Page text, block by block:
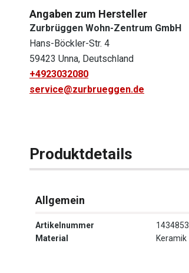
Angaben zum Hersteller
Zurbrüggen Wohn-Zentrum GmbH
Hans-Böckler-Str. 4
59423 Unna, Deutschland
+4923032080
service@zurbrueggen.de
Produktdetails
Allgemein
Artikelnummer
1434853
Material
Keramik